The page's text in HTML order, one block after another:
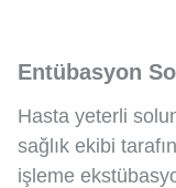
Entübasyon
Hasta yeterli
sağlık ekibi
işleme